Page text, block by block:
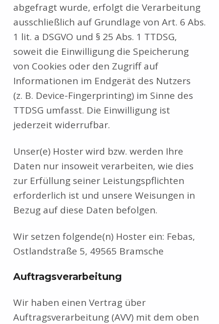
abgefragt wurde, erfolgt die Verarbeitung
ausschließlich auf Grundlage von Art. 6 Abs.
1 lit. a DSGVO und § 25 Abs. 1 TTDSG,
soweit die Einwilligung die Speicherung
von Cookies oder den Zugriff auf
Informationen im Endgerät des Nutzers
(z. B. Device-Fingerprinting) im Sinne des
TTDSG umfasst. Die Einwilligung ist
jederzeit widerrufbar.
Unser(e) Hoster wird bzw. werden Ihre
Daten nur insoweit verarbeiten, wie dies
zur Erfüllung seiner Leistungspflichten
erforderlich ist und unsere Weisungen in
Bezug auf diese Daten befolgen.
Wir setzen folgende(n) Hoster ein: Febas,
Ostlandstraße 5, 49565 Bramsche
Auftragsverarbeitung
Wir haben einen Vertrag über
Auftragsverarbeitung (AVV) mit dem oben